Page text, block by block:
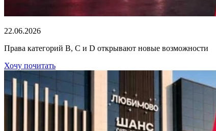
22.06.2026
Права категорий В, С и D открывают новые возможности
Хочу почитать